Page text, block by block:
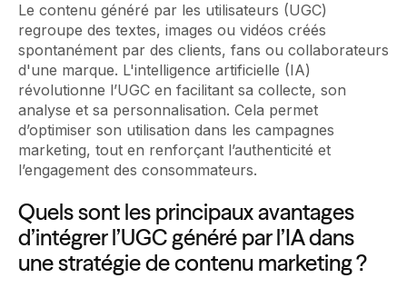
Le contenu généré par les utilisateurs (UGC)
regroupe des textes, images ou vidéos créés
spontanément par des clients, fans ou collaborateurs
d'une marque. L'intelligence artificielle (IA)
révolutionne l’UGC en facilitant sa collecte, son
analyse et sa personnalisation. Cela permet
d’optimiser son utilisation dans les campagnes
marketing, tout en renforçant l’authenticité et
l’engagement des consommateurs.
Quels sont les principaux avantages
d’intégrer l’UGC généré par l’IA dans
une stratégie de contenu marketing ?